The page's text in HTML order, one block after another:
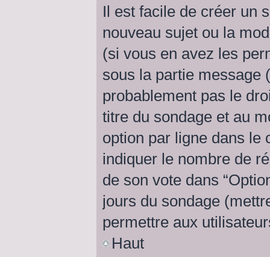
Il est facile de créer un
nouveau sujet ou la
(si vous en avez les
sous la partie message
probablement pas le
titre du sondage et au
option par ligne dans le
indiquer le nombre de
de son vote dans
jours du sondage
permettre aux
Haut